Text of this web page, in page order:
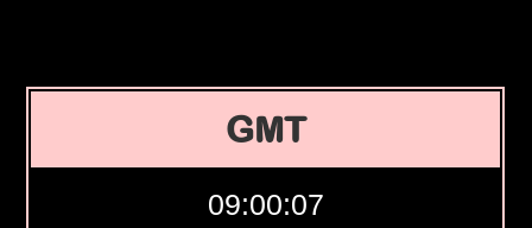
GMT
09:00:08